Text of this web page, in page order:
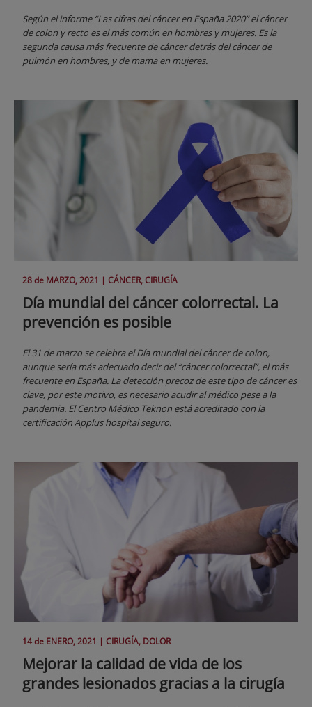
Según el informe “Las cifras del cáncer en España 2020” el cáncer
de colon y recto es el más común en hombres y mujeres. Es la
segunda causa más frecuente de cáncer detrás del cáncer de
pulmón en hombres, y de mama en mujeres.
28 de MARZO, 2021 | CÁNCER, CIRUGÍA
Día mundial del cáncer colorrectal. La
prevención es posible
El 31 de marzo se celebra el Día mundial del cáncer de colon,
aunque sería más adecuado decir del “cáncer colorrectal”, el más
frecuente en España. La detección precoz de este tipo de cáncer es
clave, por este motivo, es necesario acudir al médico pese a la
pandemia. El Centro Médico Teknon está acreditado con la
certificación Applus hospital seguro.
14 de ENERO, 2021 | CIRUGÍA, DOLOR
Mejorar la calidad de vida de los
grandes lesionados gracias a la cirugía